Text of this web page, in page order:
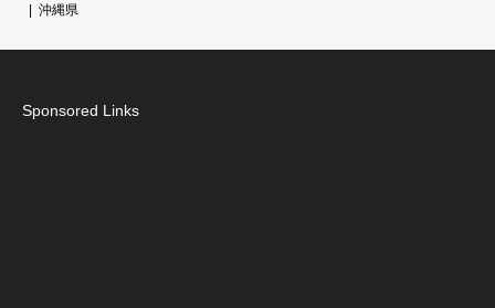
沖縄県
Sponsored Links